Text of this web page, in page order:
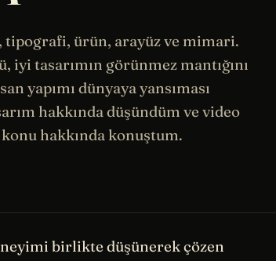
ürün, arayüz ve mimari.
tasarımın görünmez mantığını
yapımı dünyaya yansıması
hakkında düşündüm ve video
hakkında konuştum.
birlikte düşünerek çözen